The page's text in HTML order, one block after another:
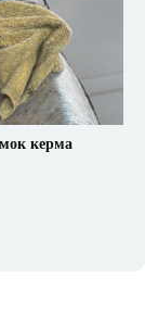
керма